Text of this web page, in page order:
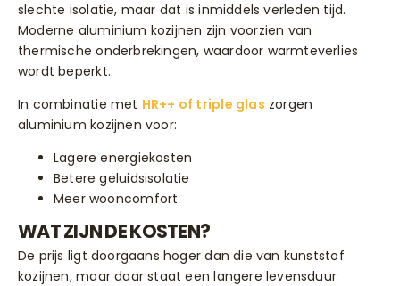
slechte isolatie, maar dat is inmiddels verleden tijd.
Moderne aluminium kozijnen zijn voorzien van
thermische onderbrekingen, waardoor warmteverlies
wordt beperkt.
In combinatie met HR++ of triple glas zorgen
aluminium kozijnen voor:
Lagere energiekosten
Betere geluidsisolatie
Meer wooncomfort
WAT ZIJN DE KOSTEN?
De prijs ligt doorgaans hoger dan die van kunststof
kozijnen, maar daar staat een langere levensduur